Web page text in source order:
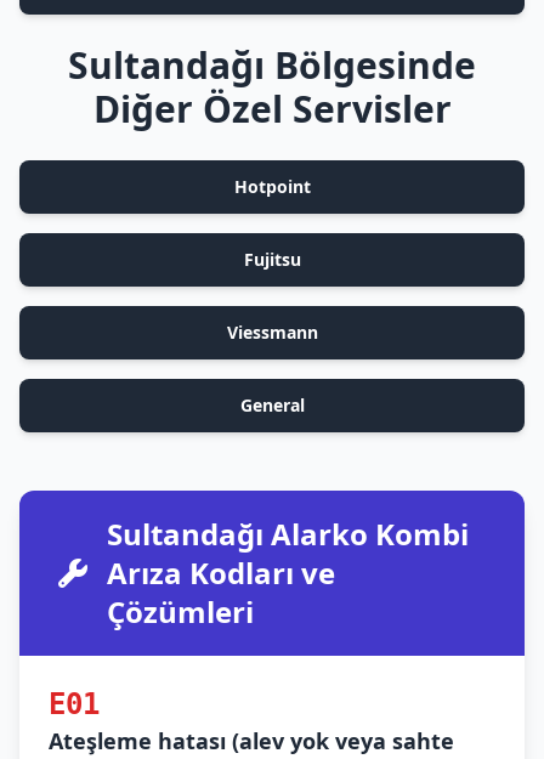
Sultandağı Bölgesinde
Diğer Özel Servisler
Hotpoint
Fujitsu
Viessmann
General
Sultandağı Alarko Kombi
Arıza Kodları ve
Çözümleri
E01
Ateşleme hatası (alev yok veya sahte